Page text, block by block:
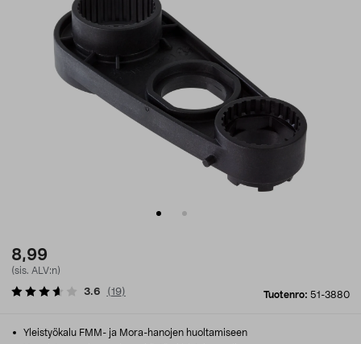
8,99
(sis. ALV:n)
Tuotenro: 51-3880
3.6 (19)
Yleistyökalu FMM- ja Mora-hanojen huoltamiseen